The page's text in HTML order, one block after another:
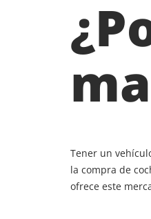
Tener un
la compra de
ofrece este